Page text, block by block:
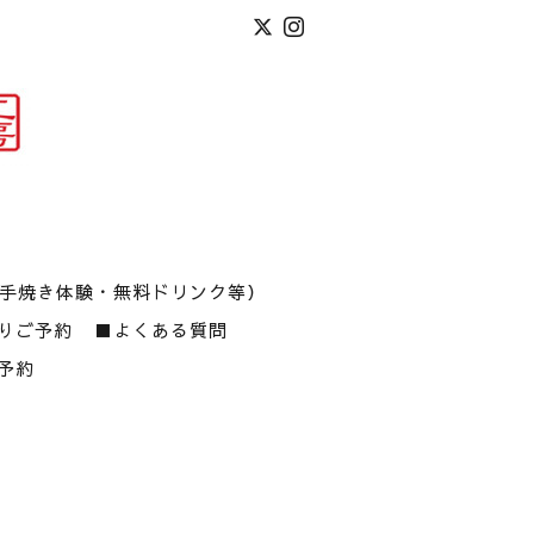
焼き体験・無料ドリンク等）
ご予約
■よくある質問
約